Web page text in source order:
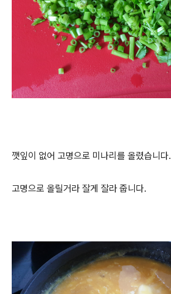
깻잎이 없어 고명으로 미나리를 올렸습니다.
고명으로 올릴거라 잘게 잘라 줍니다.